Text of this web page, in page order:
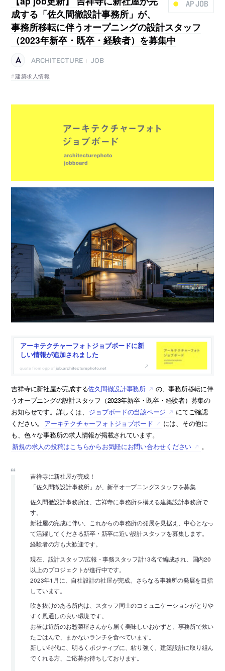
AP JOB
成する「佐久間徹設計事務所」が、
事務所移転に伴うオープニングの設計スタッフ
（2023年新卒・既卒・経験者）を募集中
ARCHITECTURE
JOB
建築求人情報
アーキテクチャーフォトジョブボードに新
しい情報が追加されました
job.architecturephoto.net
吉祥寺に新社屋が完成する佐久間徹設計事務所
の、事務所移転に伴
うオープニングの設計スタッフ（2023年新卒・既卒・経験者）募集の
お知らせです。詳しくは、
ジョブボードの当該ページ
にてご確認
ください。
アーキテクチャーフォトジョブボード
には、その他に
も、色々な事務所の求人情報が掲載されています。
新規の求人の投稿はこちらからお気軽にお問い合わせください
。
吉祥寺に新社屋が完成！
「佐久間徹設計事務所」が、新卒オープニングスタッフを募集
佐久間徹設計事務所は、吉祥寺に事務所を構える建築設計事務所で
す。
新社屋の完成に伴い、これからの事務所の発展を見据え、中心となっ
て活躍してくださる新卒・新卒に近い設計スタッフを募集します。
経験者の方も大歓迎です。
現在、設計スタッフ/広報・事務スタッフ計13名で編成され、国内20
以上のプロジェクトが進行中です。
2023年1月に、自社設計の社屋が完成。さらなる事務所の発展を目指
しています。
吹き抜けのある所内は、スタッフ同士のコミュニケーションがとりや
すく風通しの良い環境です。
お昼は近所のお惣菜屋さんから届く美味しいおかずと、事務所で炊い
たごはんで、まかないランチを食べています。
新しい時代に、明るくポジティブに、粘り強く、建築設計に取り組ん
でくれる方、ご応募お待ちしております。